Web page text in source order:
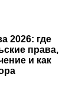
2026: где
права,
и как